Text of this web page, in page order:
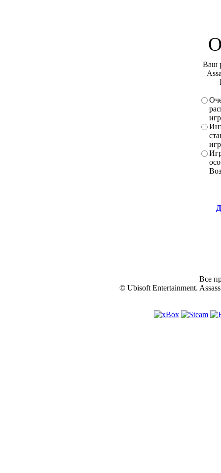
Ваш
Все
© Ubisoft Entertainment.